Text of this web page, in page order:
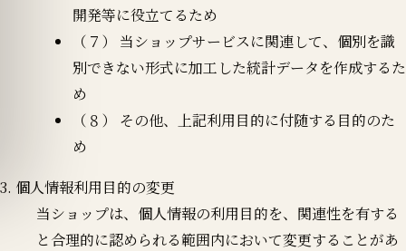
開発等に役立てるため
（７） 当ショップサービスに関連して、個別を識
別できない形式に加工した統計データを作成するた
め
（８） その他、上記利用目的に付随する目的のた
め
3. 個人情報利用目的の変更
当ショップは、個人情報の利用目的を、関連性を有する
と合理的に認められる範囲内において変更することがあ